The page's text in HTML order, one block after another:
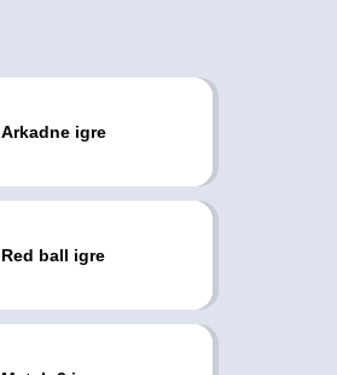
Arkadne igre
Red ball igre